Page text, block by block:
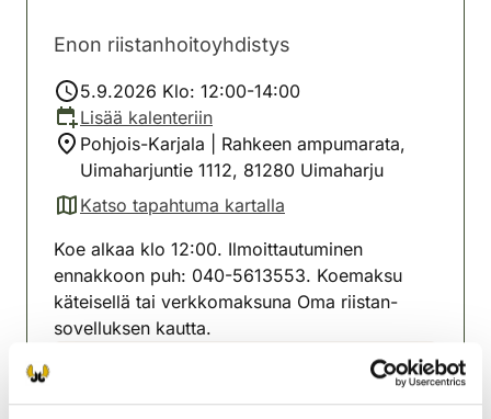
Enon riistanhoitoyhdistys
5.9.2026 Klo: 12:00-14:00
Lisää kalenteriin
Pohjois-Karjala | Rahkeen ampumarata,
Uimaharjuntie 1112, 81280 Uimaharju
Katso tapahtuma kartalla
(avautuu uuteen välilehteen)
Koe alkaa klo 12:00. Ilmoittautuminen
ennakkoon puh: 040-5613553. Koemaksu
käteisellä tai verkkomaksuna Oma riistan-
sovelluksen kautta.
Pohjois-Karjala